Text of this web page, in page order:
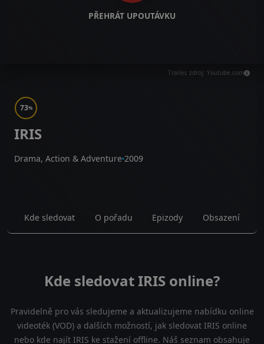
PŘEHRÁT UPOUTÁVKU
Trailer, zdroj: Youtube.com
73%
IRIS
Drama, Action & Adventure 2009
Kde sledovat O pořadu Epizody Obsazení
Kde sledovat IRIS online?
Pravidelně pro vás sledujeme a aktualizujeme nabídku online
videoték (VOD) a dalších možností, jak sledovat IRIS online
nebo kde najít IRIS ke stažení offline. Náš seznam obsahuje